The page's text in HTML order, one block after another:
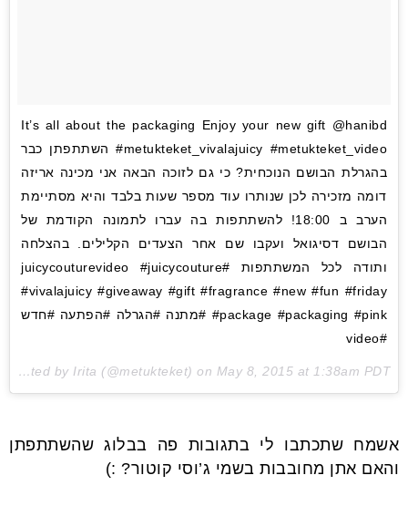
It’s all about the packaging Enjoy your new gift @hanibd
#metukteket_vivalajuicy #metukteket_video השתתפתן כבר
בהגרלת הבושם הנוכחית? כי גם לזוכה הבאה אני מכינה אריזה
דומה מזכירה לכן שנותרו עוד מספר שעות בלבד והיא מסתיימת
הערב ב 18:00! להשתתפות בה עברו לתמונה הקודמת של
הבושם דסיגואל ועקבו שם אחר הצעדים הקלילים. בהצלחה
ותודה לכל המשתתפות #juicycouturevideo #juicycouture
#vivalajuicy #giveaway #gift #fragrance #new #fun #friday
#package #packaging #pink #מתנה #הגרלה #הפתעה #חדש
#video
A video posted by Irita (@metukteket) on May 8, 2015 at 1:38am PDT
אשמח שתכתבו לי בתגובות פה בבלוג שהשתתפתן
והאם אתן מחובבות בשמי ג’וסי קוטור? :)